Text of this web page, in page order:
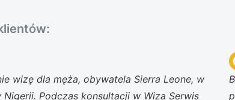
wizę dla męża, obywatela Sierra Leone, w
Nigerii. Podczas konsultacji w Wiza Serwis